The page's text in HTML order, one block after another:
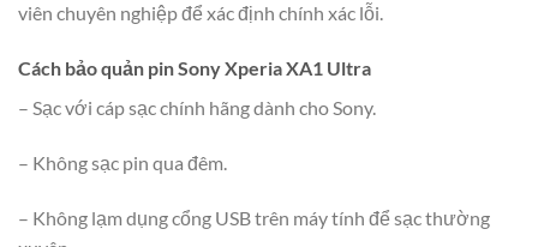
viên chuyên nghiệp để xác định chính xác lỗi.
Cách bảo quản pin Sony Xperia XA1 Ultra
– Sạc với cáp sạc chính hãng dành cho Sony.
– Không sạc pin qua đêm.
– Không lạm dụng cổng USB trên máy tính để sạc thường